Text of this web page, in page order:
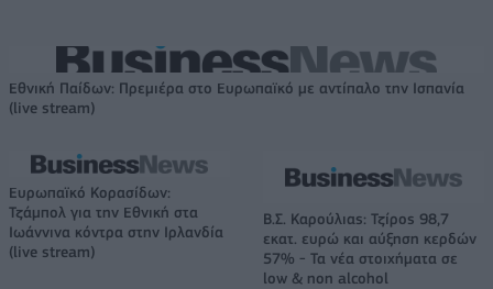
Εθνική Παίδων: Πρεμιέρα στο Ευρωπαϊκό με αντίπαλο την Ισπανία
(live stream)
Ευρωπαϊκό Κορασίδων:
Τζάμπολ για την Εθνική στα
Ιωάννινα κόντρα στην Ιρλανδία
(live stream)
Β.Σ. Καρούλιας: Τζίρος 98,7
εκατ. ευρώ και αύξηση κερδών
57% - Τα νέα στοιχήματα σε
low & non alcohol